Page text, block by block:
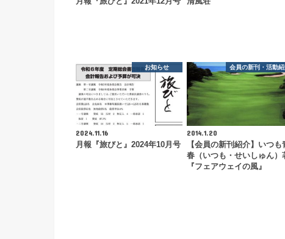
お知らせ
2024.11.16
月報『旅びと』2024年10月号
会員の新刊・活動
2014.1.20
【会員の新刊紹介】いつも
春（いつも・せいしゅん）
『フェアウェイの風』